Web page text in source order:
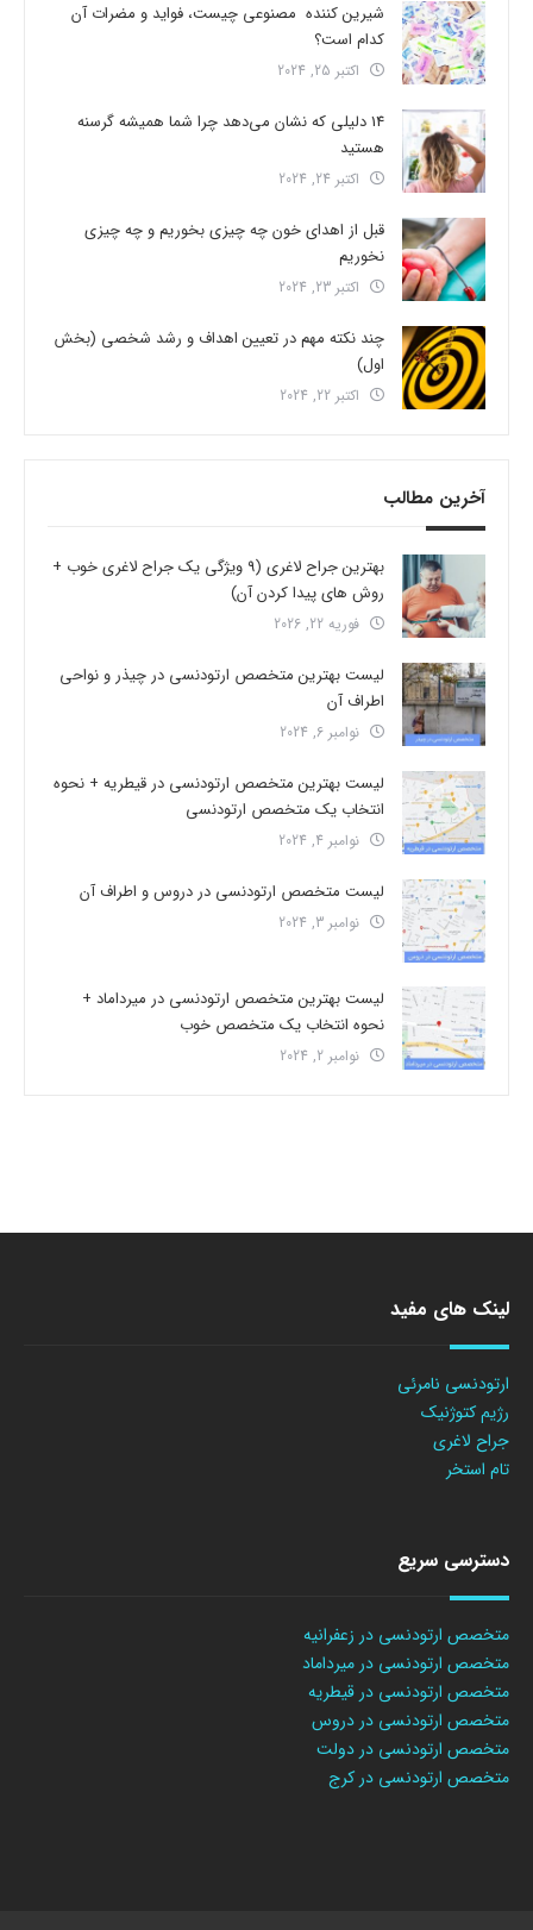
شیرین کننده مصنوعی چیست، فواید و مضرات آن
کدام است؟
اکتبر 25, 2024
14 دلیلی که نشان می‌دهد چرا شما همیشه گرسنه
هستید
اکتبر 24, 2024
قبل از اهدای خون چه چیزی بخوریم و چه چیزی
نخوریم
اکتبر 23, 2024
چند نکته مهم در تعیین اهداف و رشد شخصی (بخش
اول)
اکتبر 22, 2024
آخرین مطالب
بهترین جراح لاغری (9 ویژگی یک جراح لاغری خوب +
روش های پیدا کردن آن)
فوریه 22, 2026
لیست بهترین متخصص ارتودنسی در چیذر و نواحی
اطراف آن
نوامبر 6, 2024
لیست بهترین متخصص ارتودنسی در قیطریه + نحوه
انتخاب یک متخصص ارتودنسی
نوامبر 4, 2024
لیست متخصص ارتودنسی در دروس و اطراف آن
نوامبر 3, 2024
لیست بهترین متخصص ارتودنسی در میرداماد +
نحوه انتخاب یک متخصص خوب
نوامبر 2, 2024
لینک های مفید
ارتودنسی نامرئی
رژیم کتوژنیک
جراح لاغری
تام استخر
دسترسی سریع
متخصص ارتودنسی در زعفرانیه
متخصص ارتودنسی در میرداماد
متخصص ارتودنسی در قیطریه
متخصص ارتودنسی در دروس
متخصص ارتودنسی در دولت
متخصص ارتودنسی در کرج